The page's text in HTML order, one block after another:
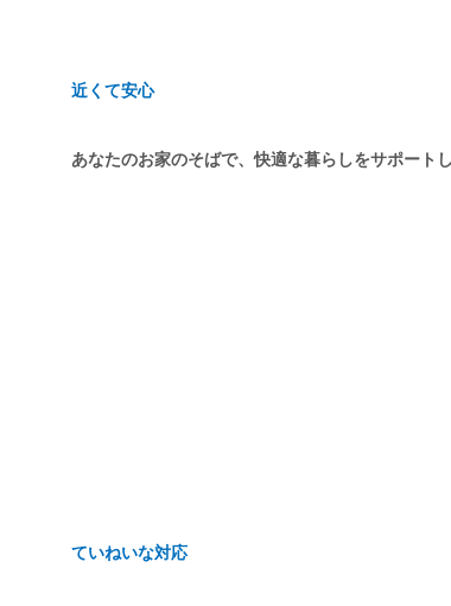
近くて安心
あなたのお家のそばで、快適な暮らしをサポートし
ていねいな対応